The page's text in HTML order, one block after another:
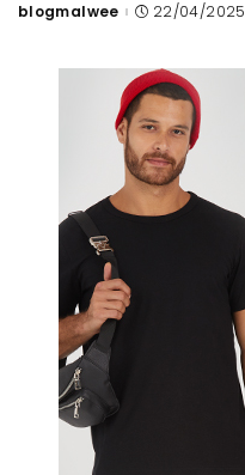
Posted
blogmalwee 22/04/2025